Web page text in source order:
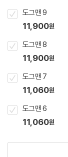
도그맨 9
11,900원
도그맨 8
11,900원
도그맨 7
11,060원
도그맨 6
11,060원